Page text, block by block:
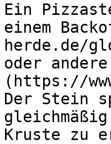
Ein
einem
herde.de/
oder
(https://
Der Stein
Kruste zu